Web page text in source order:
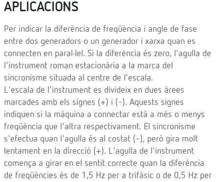
APLICACIONS
Per indicar la diferència de freqüència i angle de fase
entre dos generadors o un generador i xarxa quan es
connecten en paral·lel. Si la diferència és zero, l'agulla de
l'instrument roman estacionària a la marca del
sincronisme situada al centre de l'escala.
L'escala de l'instrument es divideix en dues àrees
marcades amb els signes (+) i (-). Aquests signes
indiquen si la màquina a connectar està a més o menys
freqüència que l'altra respectivament. El sincronisme
s'efectua quan l'agulla és al costat (-), però gira molt
lentament en la direcció (+). L'agulla de l'instrument
comença a girar en el sentit correcte quan la diferència
de freqüències és de 1,5 Hz per a trifàsic o de 0,5 Hz per